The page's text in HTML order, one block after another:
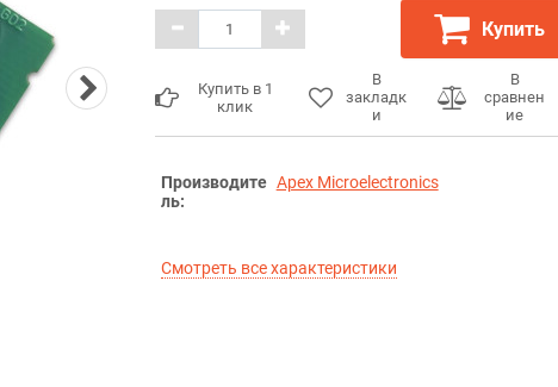
Купить
Купить в 1
клик
В
закладк
и
В
сравнен
ие
Производите
ль:
Apex Microelectronics
Смотреть все характеристики